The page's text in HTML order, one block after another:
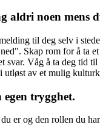
aldri noen mens
til deg selv i
Skap rom for å ta
svar. Våg å ta deg tid
utløst av et mulig
trygghet.
er og den rollen du